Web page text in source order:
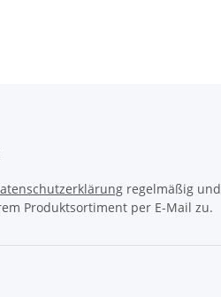
regelmäßig und
Produktsortiment per E-Mail zu.